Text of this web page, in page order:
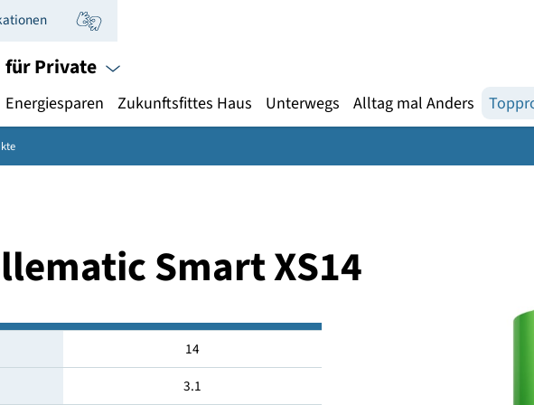
für Private
Energiesparen Zukunftsfittes Haus Unterwegs Alltag mal
Smart XS14